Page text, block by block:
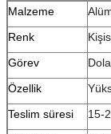
Malzeme
Renk
Görev
Özellik
Teslim süresi
15-